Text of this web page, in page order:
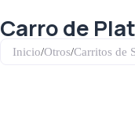
Carro de
Inicio/Otros/Carritos de